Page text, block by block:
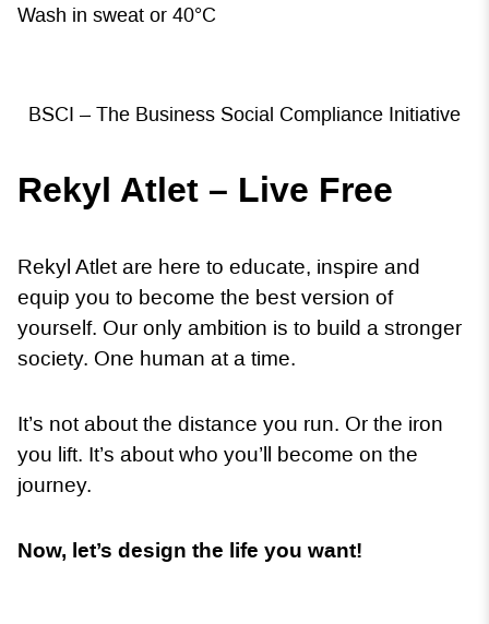
Wash in sweat or 40°C
BSCI – The Business Social Compliance Initiative
Rekyl Atlet – Live Free
Rekyl Atlet are here to educate, inspire and
equip you to become the best version of
yourself. Our only ambition is to build a stronger
society. One human at a time.
It’s not about the distance you run. Or the iron
you lift. It’s about who you’ll become on the
journey.
Now, let’s design the life you want!